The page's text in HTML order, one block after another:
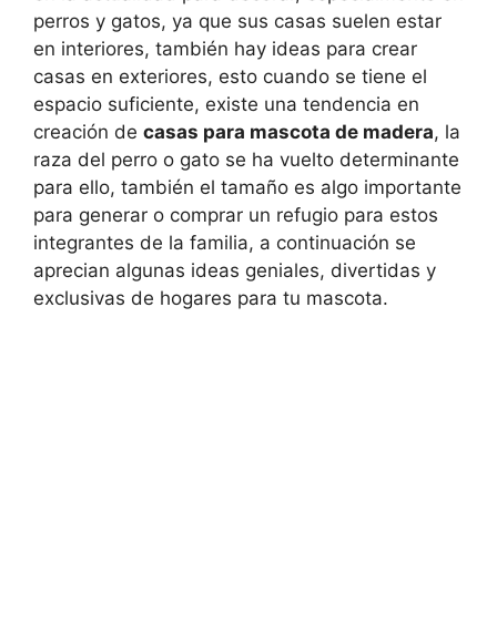
perros y gatos, ya que sus casas suelen estar
en interiores, también hay ideas para crear
casas en exteriores, esto cuando se tiene el
espacio suficiente, existe una tendencia en
creación de casas para mascota de madera, la
raza del perro o gato se ha vuelto determinante
para ello, también el tamaño es algo importante
para generar o comprar un refugio para estos
integrantes de la familia, a continuación se
aprecian algunas ideas geniales, divertidas y
exclusivas de hogares para tu mascota.